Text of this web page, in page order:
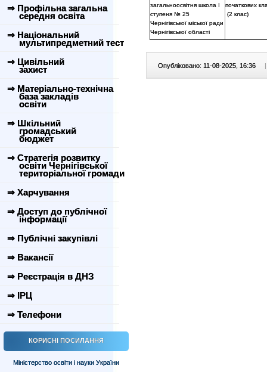
⇒ Профільна загальна
середня освіта
⇒ Національний
мультипредметний тест
⇒ Цивільний
захист
⇒ Матеріально-технічна
база закладів
освіти
⇒ Шкільний
громадський
бюджет
⇒ Стратегія розвитку
освіти Чернігівської
територіальної громади
⇒ Харчування
⇒ Доступ до публічної
інформації
⇒ Публічні закупівлі
⇒ Вакансії
⇒ Реєстрація в ДНЗ
⇒ ІРЦ
⇒ Телефони
КОРИСНІ ПОСИЛАННЯ
Міністерство освіти і науки України
загальноосвітня школа І
ступеня № 25
Чернігівської міської ради
Чернігівської області
початкових
(2 клас)
Опубліковано: 11-08-2025, 16:36 |